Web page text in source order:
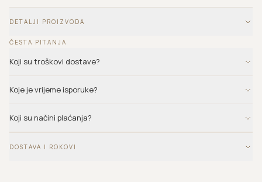
DETALJI PROIZVODA
ČESTA PITANJA
Koji su troškovi dostave?
Koje je vrijeme isporuke?
Koji su načini plaćanja?
DOSTAVA I ROKOVI